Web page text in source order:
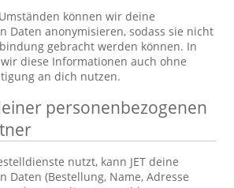
können wir deine
Daten anonymisieren, sodass sie nicht
gebracht werden können. In
diese Informationen auch ohne
an dich nutzen.
personenbezogenen
nutzt, kann JET deine
Daten (Bestellung, Name, Adresse